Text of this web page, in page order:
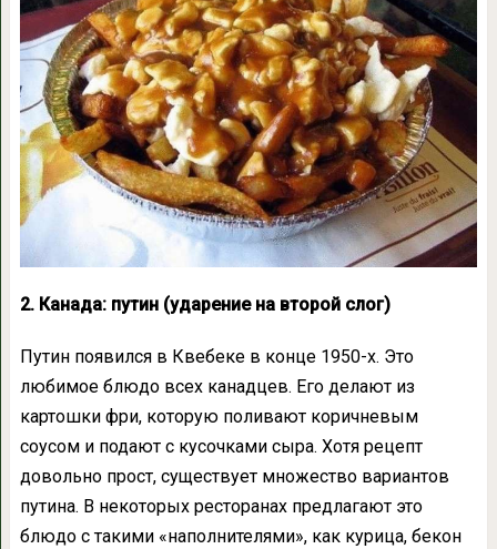
2. Канада: путин (ударение на второй слог)
Путин появился в Квебеке в конце 1950-х. Это
любимое блюдо всех канадцев. Его делают из
картошки фри, которую поливают коричневым
соусом и подают с кусочками сыра. Хотя рецепт
довольно прост, существует множество вариантов
путина. В некоторых ресторанах предлагают это
блюдо с такими «наполнителями», как курица, бекон